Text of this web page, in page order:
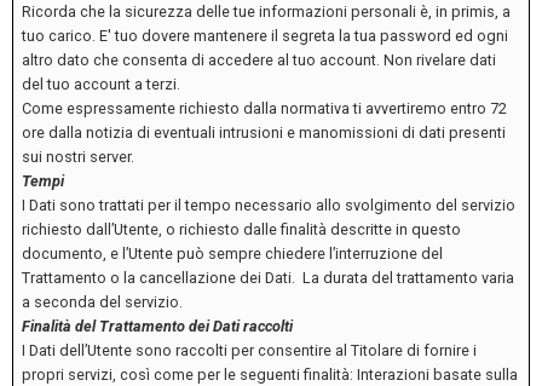
Ricorda che la sicurezza delle tue informazioni personali è, in primis, a
tuo carico. E' tuo dovere mantenere il segreta la tua password ed ogni
altro dato che consenta di accedere al tuo account. Non rivelare dati
del tuo account a terzi.
Come espressamente richiesto dalla normativa ti avvertiremo entro 72
ore dalla notizia di eventuali intrusioni e manomissioni di dati presenti
sui nostri server.
Tempi
I Dati sono trattati per il tempo necessario allo svolgimento del servizio
richiesto dall’Utente, o richiesto dalle finalità descritte in questo
documento, e l’Utente può sempre chiedere l’interruzione del
Trattamento o la cancellazione dei Dati. La durata del trattamento varia
a seconda del servizio.
Finalità del Trattamento dei Dati raccolti
I Dati dell’Utente sono raccolti per consentire al Titolare di fornire i
propri servizi, così come per le seguenti finalità: Interazioni basate sulla